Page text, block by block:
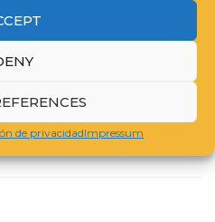
de privacidadImpressum